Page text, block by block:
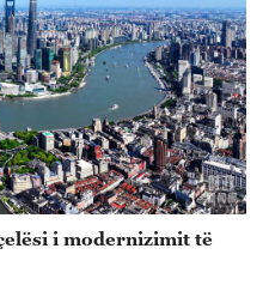
i modernizimit të